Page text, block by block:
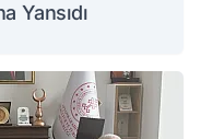
Yansıdı